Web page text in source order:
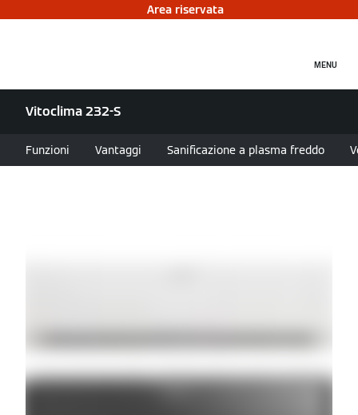
Area riservata
MENU
Vitoclima 232-S
Funzioni Vantaggi Sanificazione a plasma freddo